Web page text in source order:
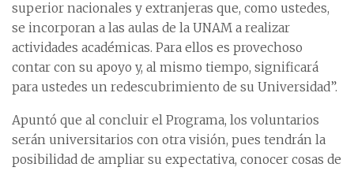
superior nacionales y extranjeras que, como ustedes,
se incorporan a las aulas de la UNAM a realizar
actividades académicas. Para ellos es provechoso
contar con su apoyo y, al mismo tiempo, significará
para ustedes un redescubrimiento de su Universidad”.
Apuntó que al concluir el Programa, los voluntarios
serán universitarios con otra visión, pues tendrán la
posibilidad de ampliar su expectativa, conocer cosas de